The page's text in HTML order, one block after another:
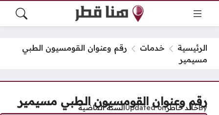
الرئيسية خدمات
رقم وعنوان القومسيون الطبي
مسيمير
رقم وعنوان القومسيون الطبي مسيمير
Byخالد خاطرUpdated onالسنة الماضية